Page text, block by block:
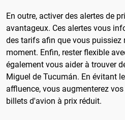
En outre, activer des alertes de
avantageux. Ces alertes vous
des tarifs afin que vous puissiez
moment. Enfin, rester flexible
également vous aider à trouver
Miguel de Tucumán. En évitant
affluence, vous augmenterez
billets d'avion à prix réduit.